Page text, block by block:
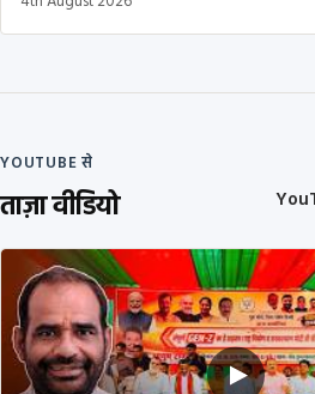
YOUTUBE से
ताज़ा वीडियो